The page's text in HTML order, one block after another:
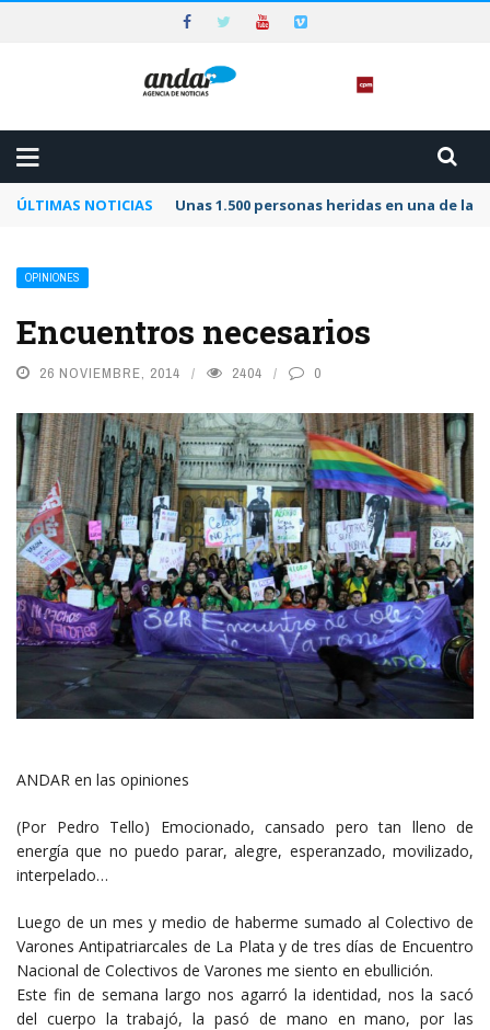
ÚLTIMAS NOTICIAS Unas 1.500 personas heridas en una de
OPINIONES
Encuentros necesarios
26 NOVIEMBRE, 2014 2404 0
ANDAR en las opiniones
(Por Pedro Tello) Emocionado, cansado pero tan lleno de
energía que no puedo parar, alegre, esperanzado, movilizado,
interpelado…
Luego de un mes y medio de haberme sumado al Colectivo de
Varones Antipatriarcales de La Plata y de tres días de Encuentro
Nacional de Colectivos de Varones me siento en ebullición.
Este fin de semana largo nos agarró la identidad, nos la sacó
del cuerpo la trabajó, la pasó de mano en mano, por las